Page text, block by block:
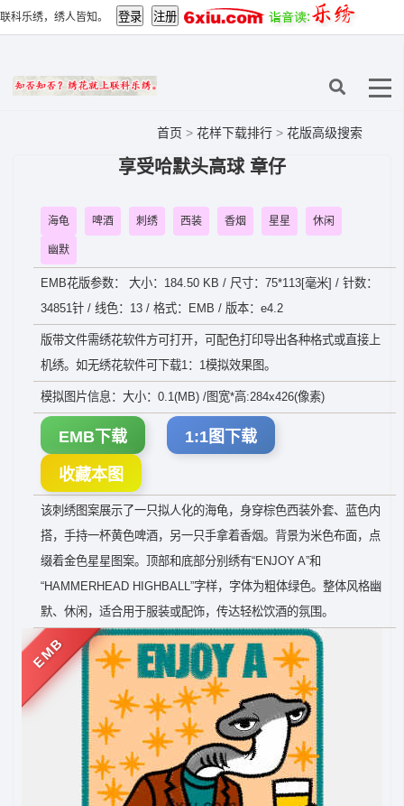
联科乐绣，绣人皆知。
首页 > 花样下载排行 > 花版高级搜索
享受哈默头高球 章仔
海龟 啤酒 刺绣 西装 香烟 星星 休闲
幽默
EMB花版参数： 大小：184.50 KB / 尺寸：75*113[毫米] / 针数：
34851针 / 线色：13 / 格式：EMB / 版本：e4.2
版带文件需绣花软件方可打开，可配色打印导出各种格式或直接上
机绣。如无绣花软件可下载1：1模拟效果图。
模拟图片信息：大小：0.1(MB) /图宽*高:284x426(像素)
EMB下载 1:1图下载
收藏本图
该刺绣图案展示了一只拟人化的海龟，身穿棕色西装外套、蓝色内
搭，手持一杯黄色啤酒，另一只手拿着香烟。背景为米色布面，点
缀着金色星星图案。顶部和底部分别绣有“ENJOY A”和
“HAMMERHEAD HIGHBALL”字样，字体为粗体绿色。整体风格幽
默、休闲，适合用于服装或配饰，传达轻松饮酒的氛围。
EMB